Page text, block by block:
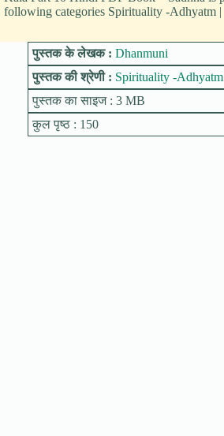
following categories Spirituality -Adhyatm |
पुस्तक के लेखक : Dhanmuni
पुस्तक की श्रेणी : Spirituality -Adhyatm
पुस्तक का साइज : 3 MB
कुल पृष्ठ : 150